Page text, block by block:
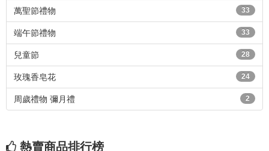
萬聖節禮物 33
端午節禮物 33
兒童節 28
玫瑰香皂花 24
周歲禮物 彌月禮 2
熱賣商品排行榜